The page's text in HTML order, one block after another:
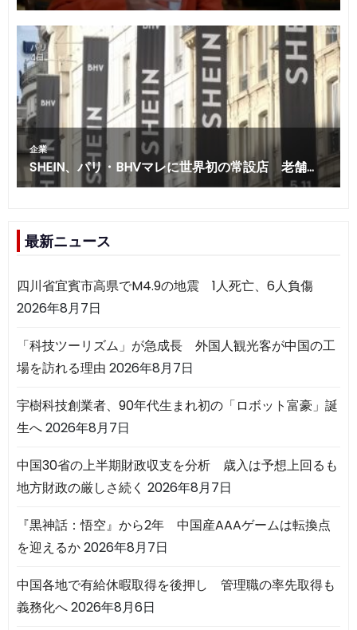
最新ニュース
四川省宜賓市高県でM4.9の地震 1人死亡、6人負傷
2026年8月7日
「科技ツーリズム」が急成長 外国人観光客が中国の工
場を訪れる理由 2026年8月7日
宇樹科技創業者、90年代生まれ初の「ロボット富豪」誕
生へ2026年8月7日
中国30省の上半期財政収支を分析 歳入は予想上回るも
地方財政の厳しさ続く 2026年8月7日
『黒神話：悟空』から2年 中国産AAAゲームは転換点
を迎えるか2026年8月7日
中国各地で有給休暇取得を後押し 管理職の率先取得も
義務化へ2026年8月6日